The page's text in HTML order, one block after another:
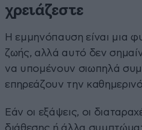
χρειάζεστε
Η εμμηνόπαυση είναι μια
ζωής, αλλά αυτό δεν
να υπομένουν σιωπηλά
επηρεάζουν την
Εάν οι εξάψεις, οι